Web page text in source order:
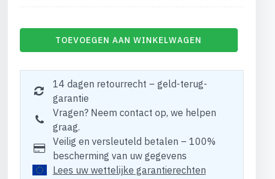
TOEVOEGEN AAN WINKELWAGEN
14 dagen retourrecht – geld-terug-
garantie
Vragen? Neem contact op, we helpen
graag.
Veilig en versleuteld betalen – 100%
bescherming van uw gegevens
Lees uw wettelijke garantierechten